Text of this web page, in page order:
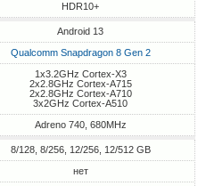
HDR10+
Android 13
Qualcomm Snapdragon 8 Gen 2
1x3.2GHz Cortex-X3
2x2.8GHz Cortex-A715
2x2.8GHz Cortex-A710
3x2GHz Cortex-A510
Adreno 740, 680MHz
8/128, 8/256, 12/256, 12/512 GB
нет